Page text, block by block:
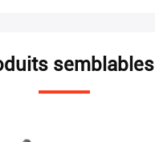
semblables